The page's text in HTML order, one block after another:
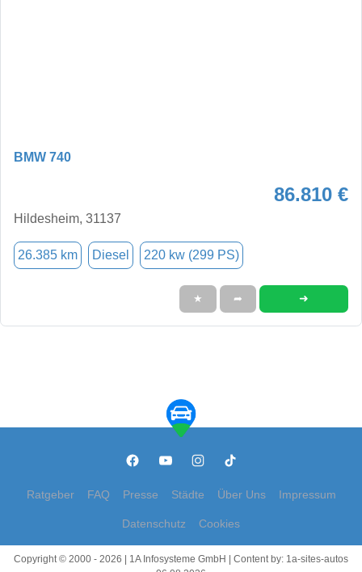
BMW 740
86.810 €
Hildesheim, 31137
26.385 km Diesel 220 kw (299 PS)
★ ➦ ➜
Ratgeber FAQ Presse Städte Über Uns Impressum
Datenschutz Cookies
Copyright © 2000 - 2026 | 1A Infosysteme GmbH | Content by: 1a-sites-autos